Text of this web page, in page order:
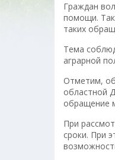
Граждан
помощи.
таких
Тема
аграрной
Отметим,
областной
обращение
При
сроки. При